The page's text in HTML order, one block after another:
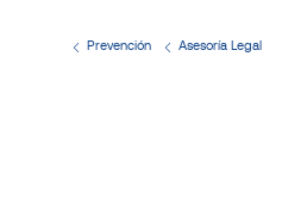
Prevención Asesoría Legal